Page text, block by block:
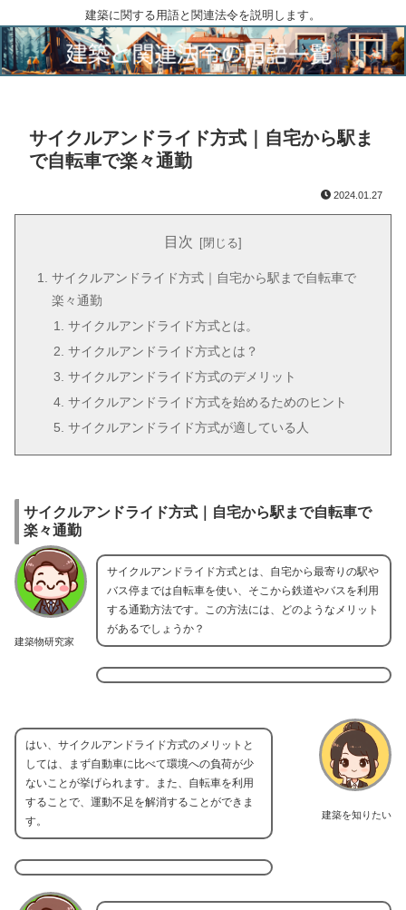
建築に関する用語と関連法令を説明します。
サイクルアンドライド方式｜自宅から駅ま
で自転車で楽々通勤
2024.01.27
目次
サイクルアンドライド方式｜自宅から駅まで自転車で
楽々通勤
サイクルアンドライド方式とは。
サイクルアンドライド方式とは？
サイクルアンドライド方式のデメリット
サイクルアンドライド方式を始めるためのヒント
サイクルアンドライド方式が適している人
サイクルアンドライド方式｜自宅から駅まで自転車で
楽々通勤
建築物研究家
サイクルアンドライド方式とは、自宅から最寄りの駅や
バス停までは自転車を使い、そこから鉄道やバスを利用
する通勤方法です。この方法には、どのようなメリット
があるでしょうか？
建築を知りたい
はい、サイクルアンドライド方式のメリットと
しては、まず自動車に比べて環境への負荷が少
ないことが挙げられます。また、自転車を利用
することで、運動不足を解消することができま
す。